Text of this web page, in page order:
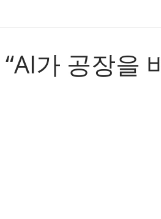
가 공장을